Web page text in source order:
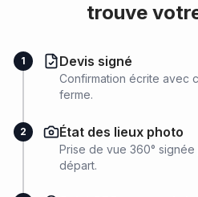
trouve
1 Devis signé
Confirmation écrite avec
ferme.
2 État des lieux photo
Prise de vue 360°
départ.